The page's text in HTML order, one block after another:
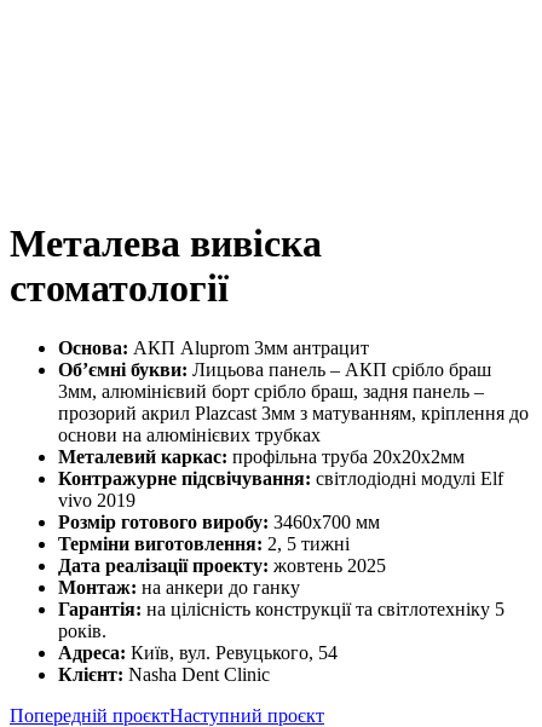
Металева вивіска
стоматології
Основа: АКП Aluprom 3мм антрацит
Об’ємні букви: Лицьова панель – АКП срібло браш
3мм, алюмінієвий борт срібло браш, задня панель –
прозорий акрил Plazcast 3мм з матуванням, кріплення до
основи на алюмінієвих трубках
Металевий каркас: профільна труба 20х20х2мм
Контражурне підсвічування: світлодіодні модулі Elf
vivo 2019
Розмір готового виробу: 3460х700 мм
Терміни виготовлення: 2, 5 тижні
Дата реалізації проекту: жовтень 2025
Монтаж: на анкери до ганку
Гарантія: на цілісність конструкції та світлотехніку 5
років.
Адреса: Київ, вул. Ревуцького, 54
Клієнт: Nasha Dent Clinic
Попередній проєктНаступний проєкт